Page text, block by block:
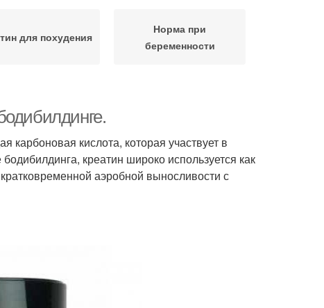
для похудения
Норма при
беременности
карбоновая кислота, которая участвует в
креатин широко используется как
аэробной выносливости с